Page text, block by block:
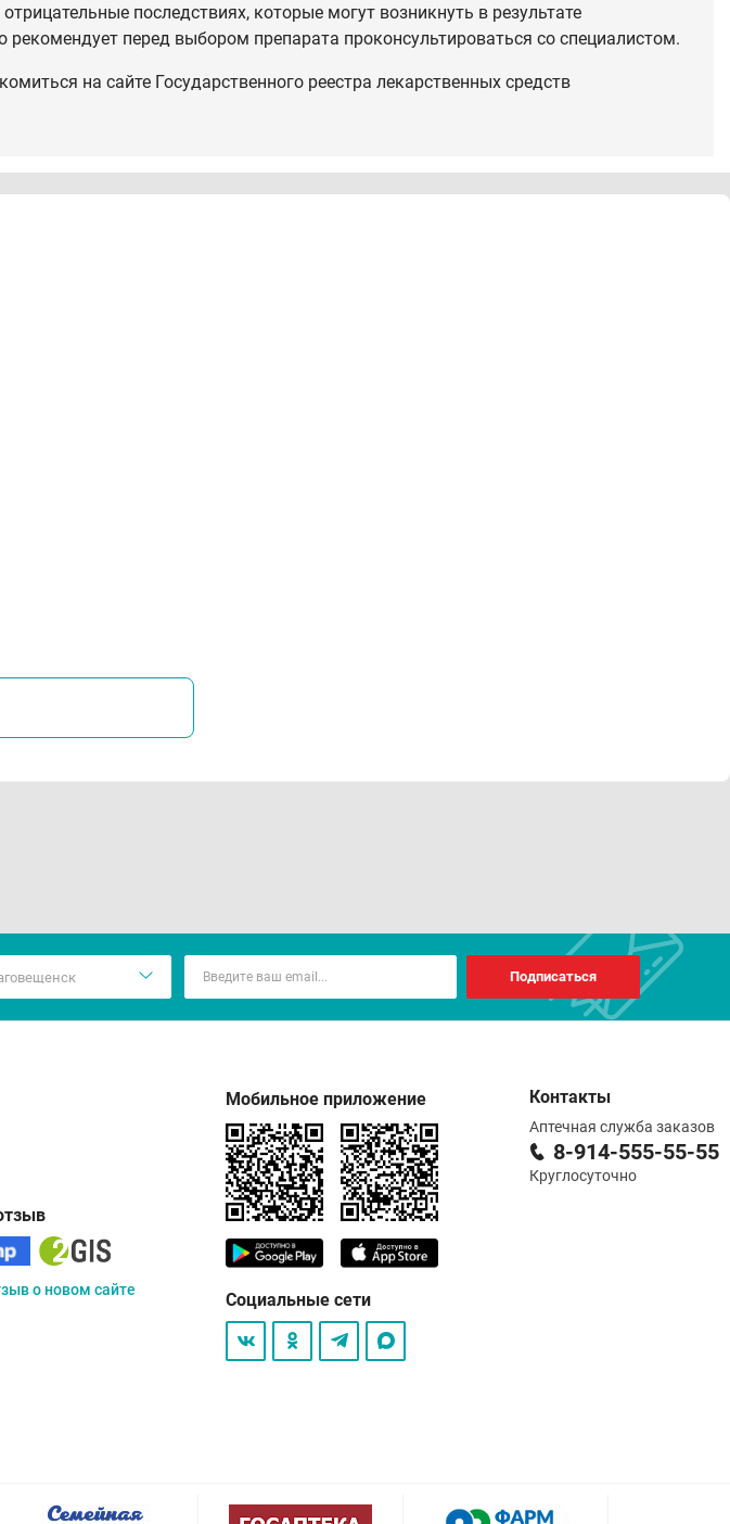
последствиях, которые могут возникнуть в результате
перед выбором препарата проконсультироваться со специалистом.
на сайте Государственного реестра лекарственных средств
Подписаться
о новом сайте
Мобильное приложение
Социальные сети
Контакты
Аптечная служба заказов
8-914-555-55-55
Круглосуточно